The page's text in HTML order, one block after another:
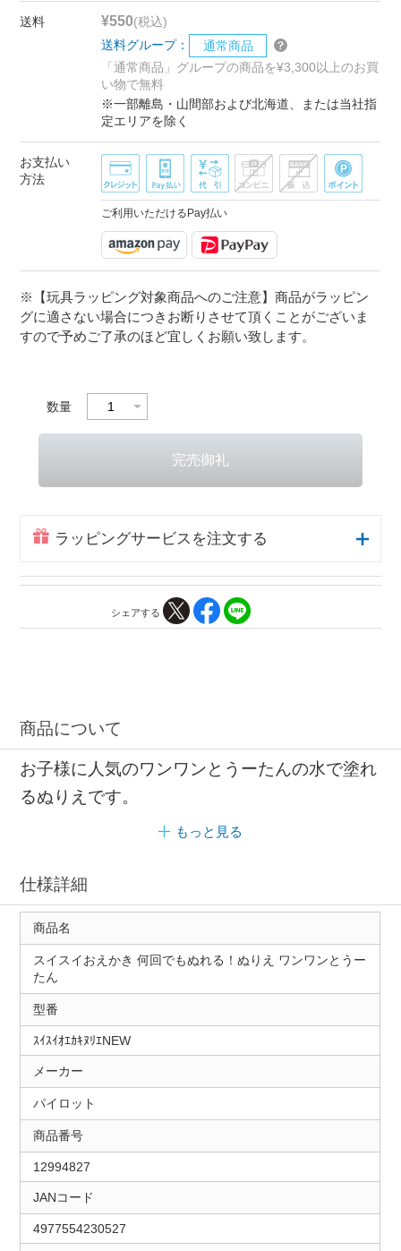
送料 ¥550(税込)
送料グループ：
通常商品
「通常商品」グループの商品を¥3,300以上のお買
い物で無料
※一部離島・山間部および北海道、または当社指
定エリアを除く
お支払い
方法
ご利用いただけるPay払い
※【玩具ラッピング対象商品へのご注意】商品がラッピン
グに適さない場合につきお断りさせて頂くことがございま
すので予めご了承のほど宜しくお願い致します。
数量
ラッピングサービスを注文する
シェアする
商品について
お子様に人気のワンワンとうーたんの水で塗れ
るぬりえです。
もっと見る
仕様詳細
商品名
スイスイおえかき 何回でもぬれる！ぬりえ ワンワンとうー
たん
型番
ｽｲｽｲｵｴｶｷﾇﾘｴNEW
メーカー
パイロット
商品番号
12994827
JANコード
4977554230527